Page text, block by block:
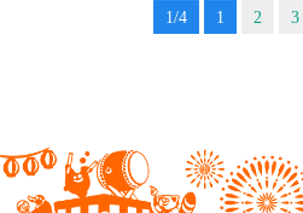
1/4 1 2 3